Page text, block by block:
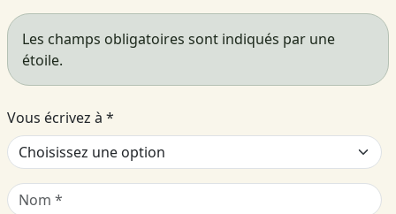
Les champs obligatoires sont indiqués par une
étoile.
Vous écrivez à *